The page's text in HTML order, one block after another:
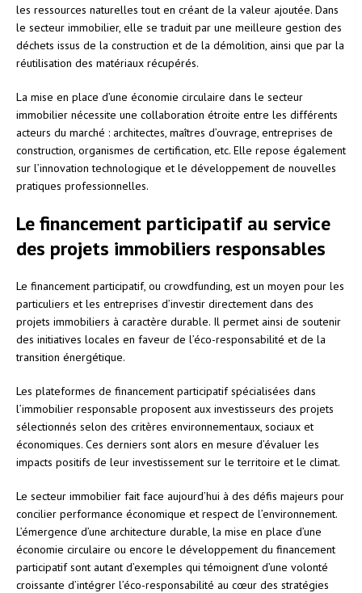
les ressources naturelles tout en créant de la valeur ajoutée. Dans
le secteur immobilier, elle se traduit par une meilleure gestion des
déchets issus de la construction et de la démolition, ainsi que par la
réutilisation des matériaux récupérés.
La mise en place d’une économie circulaire dans le secteur
immobilier nécessite une collaboration étroite entre les différents
acteurs du marché : architectes, maîtres d’ouvrage, entreprises de
construction, organismes de certification, etc. Elle repose également
sur l’innovation technologique et le développement de nouvelles
pratiques professionnelles.
Le financement participatif au service
des projets immobiliers responsables
Le financement participatif, ou crowdfunding, est un moyen pour les
particuliers et les entreprises d’investir directement dans des
projets immobiliers à caractère durable. Il permet ainsi de soutenir
des initiatives locales en faveur de l’éco-responsabilité et de la
transition énergétique.
Les plateformes de financement participatif spécialisées dans
l’immobilier responsable proposent aux investisseurs des projets
sélectionnés selon des critères environnementaux, sociaux et
économiques. Ces derniers sont alors en mesure d’évaluer les
impacts positifs de leur investissement sur le territoire et le climat.
Le secteur immobilier fait face aujourd’hui à des défis majeurs pour
concilier performance économique et respect de l’environnement.
L’émergence d’une architecture durable, la mise en place d’une
économie circulaire ou encore le développement du financement
participatif sont autant d’exemples qui témoignent d’une volonté
croissante d’intégrer l’éco-responsabilité au cœur des stratégies